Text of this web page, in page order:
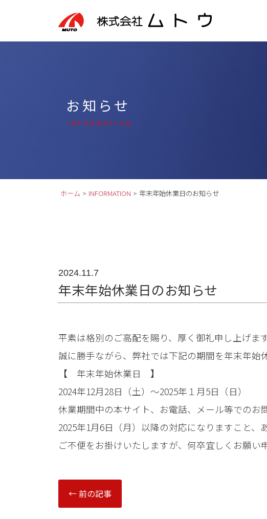
お知らせ
INFORMATION
ホーム > INFORMATION > 年末年始休業日のお知らせ
2024.11.7
年末年始休業日のお知らせ
平素は格別のご高配を賜り、厚く御礼申し上げます
誠に勝手ながら、弊社では下記の期間を年末年始
【 年末年始休業日 】
2024年12月28日（土）～2025年１月5日（日）
休業期間中の本サイト、お電話、メール等でのお
2025年1月6日（月）以降の対応になりますこと、
ご不便をお掛けいたしますが、何卒宜しくお願い
← 前の記事